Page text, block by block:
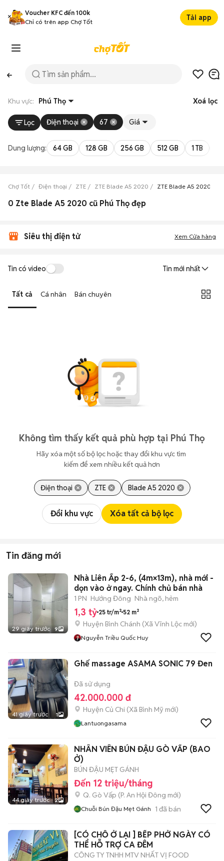
Voucher KFC đến 100k
Chỉ có trên app Chợ Tốt
Tải app
Khu vực: Phú Thọ Xoá lọc
Lọc Điện thoại 67 Giá
Dung lượng: 64 GB 128 GB 256 GB 512 GB 1 TB
Chợ Tốt Điện thoại ZTE ZTE Blade A5 2020 ZTE Blade A5 2020 Phú
0 Zte Blade A5 2020 cũ Phú Thọ đẹp
Siêu thị điện tử Xem Cửa hàng
Tin có video Tin mới nhất
Tất cả Cá nhân Bán chuyên
Không tìm thấy kết quả phù hợp tại Phú Thọ
Hãy xóa một số bộ lọc hoặc thay đổi khu vực tìm
kiếm để xem nhiều kết quả hơn
Điện thoại ZTE Blade A5 2020
Đổi khu vực Xóa tất cả bộ lọc
Tin đăng mới
29 giây trước 9
Nhà Liên Ấp 2-6, (4m×13m), nhà mới -
dọn vào ở ngay. Chính chủ bán nhà
1 PN Hướng Đông Nhà ngõ, hẻm
1,3 tỷ 25 tr/m² 52 m²
Huyện Bình Chánh (Xã Vĩnh Lộc mới)
Nguyễn Triều Quốc Huy
41 giây trước 1
Ghế massage ASAMA SONIC 79 Đen
Đã sử dụng
42.000.000 đ
Huyện Củ Chi (Xã Bình Mỹ mới)
Lantuongasama
44 giây trước 2
NHÂN VIÊN BÚN ĐẬU GÒ VẤP (BAO
Ở)
BÚN ĐẬU MẸT GÁNH
Đến 12 triệu/tháng
Q. Gò Vấp (P. An Hội Đông mới)
Chuỗi Bún Đậu Mẹt Gánh 1 đã bán
[CÓ CHỖ Ở LẠI ] BẾP PHỞ NGÀY CÓ
THỂ HỖ TRỢ CA ĐÊM
CÔNG TY TNHH MTV NHẤT VỊ FOOD